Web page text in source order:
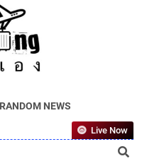
งแวดล้อมที่ยั่งยืน
ามสุขกับ Chang
เล่น 10’ เทศกาล
ดีที่สุดและสบาย
สมบูรณ์คลับ เขา
First
Centre ยกระดับ
ทุกเจเนอเรชัน
กิติยาภา นเรนทิ
ชร มหาวัชรราช
ธิดา เป็นล้นพ้น
ภัณฑ์อาหารรักษ์
ภาพ “EcoRevo”
งแวดล้อมที่ยั่งยืน
RANDOM NEWS
Live Now